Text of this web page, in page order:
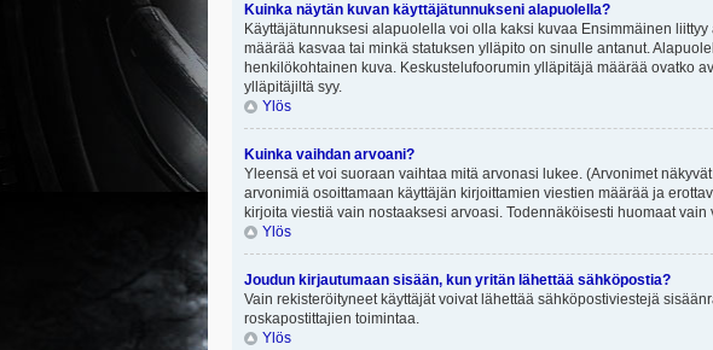
Kuinka näytän kuvan käyttäjätunnukseni alapuolella?
Käyttäjätunnuksesi alapuolella voi olla kaksi kuvaa Ensimmäinen
määrää kasvaa tai minkä statuksen ylläpito on sinulle antanut.
henkilökohtainen kuva. Keskustelufoorumin ylläpitäjä määrää ovatko
ylläpitäjiltä syy.
Ylös
Kuinka vaihdan arvoani?
Yleensä et voi suoraan vaihtaa mitä arvonasi lukee. (Arvonimet
arvonimiä osoittamaan käyttäjän kirjoittamien viestien määrää ja
kirjoita viestiä vain nostaaksesi arvoasi. Todennäköisesti huomaat
Ylös
Joudun kirjautumaan sisään, kun yritän lähettää sähköpostia?
Vain rekisteröityneet käyttäjät voivat lähettää sähköpostiviestejä
roskapostittajien toimintaa.
Ylös